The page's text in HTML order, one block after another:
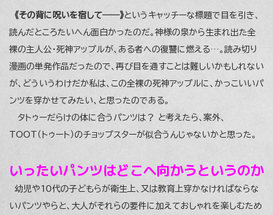
《その背に呪いを宿して――》というキャッチーな標題で目を引き、
読んだところたいへん面白かったのだ。神様の泉から生まれ出た全
裸の主人公・死神アップルが、ある者への復讐に燃える…。読み切り
漫画の単発作品だったので、再び目を通すことは難しいかもしれない
が、どういうわけだか私は、この全裸の死神アップルに、かっこいいパ
ンツを穿かせてみたい、と思ったのである。
タトゥーだらけの体に合うパンツは？ と考えたら、案外、
TOOT（トゥート）のチョップスターが似合うんじゃないかと思った。
いったいパンツはどこへ向かうというのか
幼児や10代の子どもらが衛生上、又は教育上穿かなければならな
いパンツやらと、大人がそれらの要件に加えておしゃれを楽しむため